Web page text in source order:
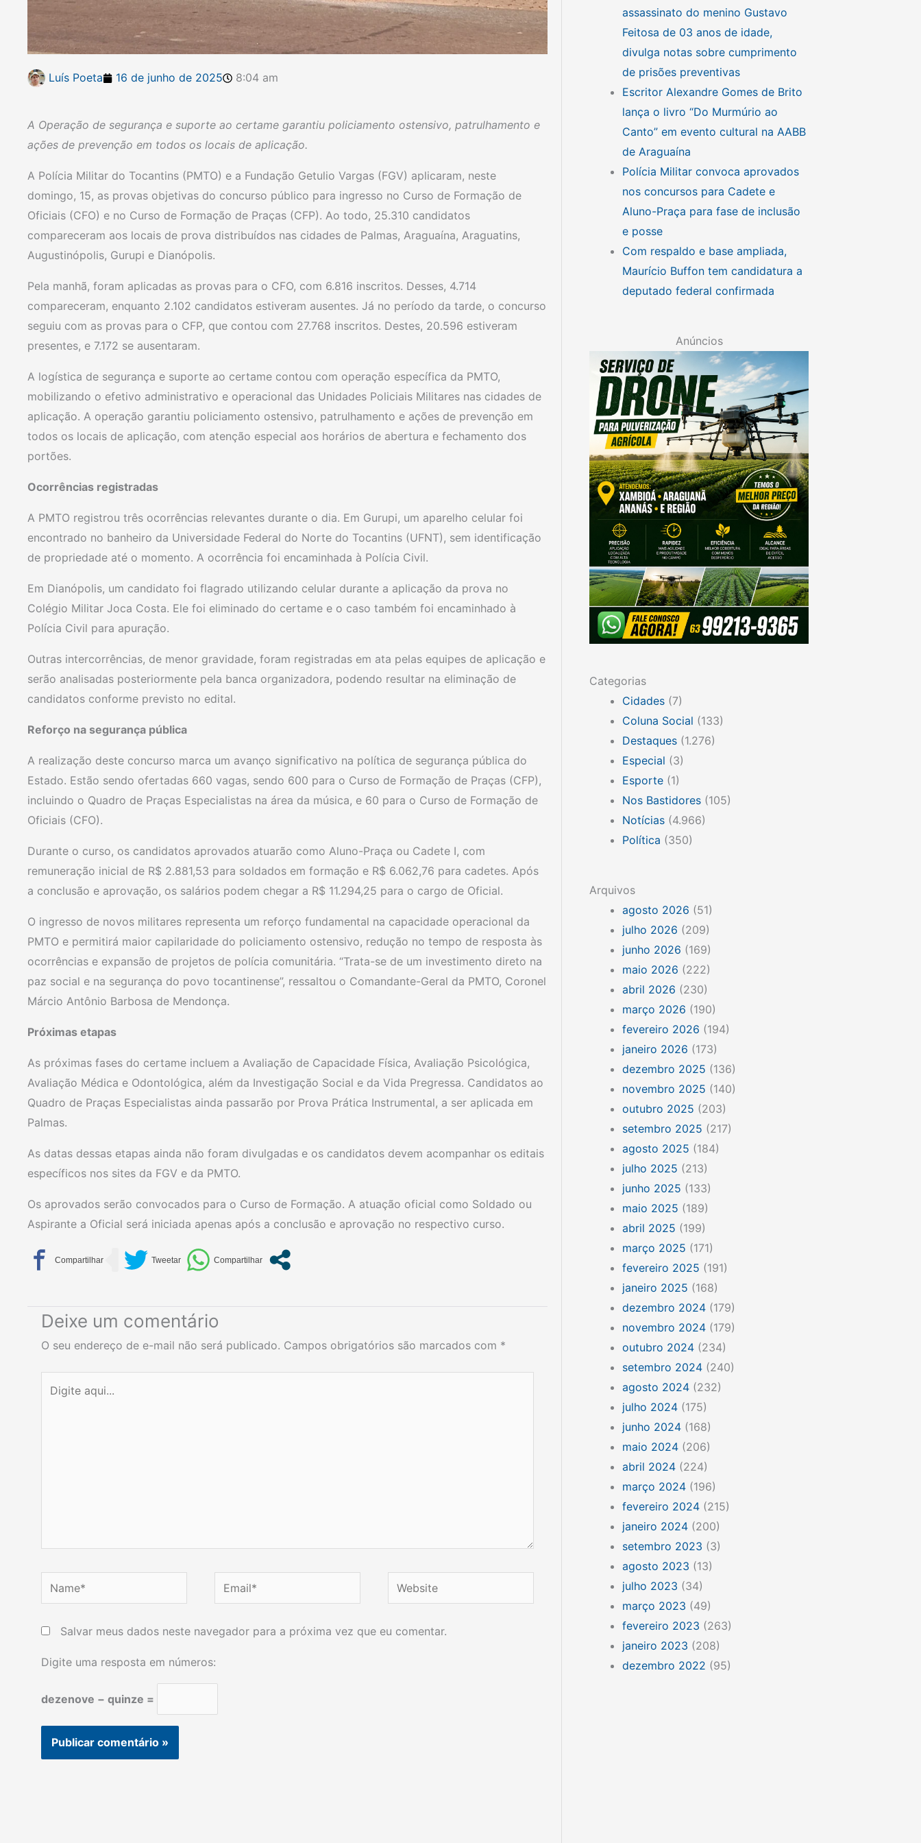
Luís Poeta 16 de junho de 2025 8:04 am
A Operação de segurança e suporte ao certame garantiu policiamento ostensivo, patrulhamento e
ações de prevenção em todos os locais de aplicação.
A Polícia Militar do Tocantins (PMTO) e a Fundação Getulio Vargas (FGV) aplicaram, neste
domingo, 15, as provas objetivas do concurso público para ingresso no Curso de Formação de
Oficiais (CFO) e no Curso de Formação de Praças (CFP). Ao todo, 25.310 candidatos
compareceram aos locais de prova distribuídos nas cidades de Palmas, Araguaína, Araguatins,
Augustinópolis, Gurupi e Dianópolis.
Pela manhã, foram aplicadas as provas para o CFO, com 6.816 inscritos. Desses, 4.714
compareceram, enquanto 2.102 candidatos estiveram ausentes. Já no período da tarde, o concurso
seguiu com as provas para o CFP, que contou com 27.768 inscritos. Destes, 20.596 estiveram
presentes, e 7.172 se ausentaram.
A logística de segurança e suporte ao certame contou com operação específica da PMTO,
mobilizando o efetivo administrativo e operacional das Unidades Policiais Militares nas cidades de
aplicação. A operação garantiu policiamento ostensivo, patrulhamento e ações de prevenção em
todos os locais de aplicação, com atenção especial aos horários de abertura e fechamento dos
portões.
Ocorrências registradas
A PMTO registrou três ocorrências relevantes durante o dia. Em Gurupi, um aparelho celular foi
encontrado no banheiro da Universidade Federal do Norte do Tocantins (UFNT), sem identificação
de propriedade até o momento. A ocorrência foi encaminhada à Polícia Civil.
Em Dianópolis, um candidato foi flagrado utilizando celular durante a aplicação da prova no
Colégio Militar Joca Costa. Ele foi eliminado do certame e o caso também foi encaminhado à
Polícia Civil para apuração.
Outras intercorrências, de menor gravidade, foram registradas em ata pelas equipes de aplicação e
serão analisadas posteriormente pela banca organizadora, podendo resultar na eliminação de
candidatos conforme previsto no edital.
Reforço na segurança pública
A realização deste concurso marca um avanço significativo na política de segurança pública do
Estado. Estão sendo ofertadas 660 vagas, sendo 600 para o Curso de Formação de Praças (CFP),
incluindo o Quadro de Praças Especialistas na área da música, e 60 para o Curso de Formação de
Oficiais (CFO).
Durante o curso, os candidatos aprovados atuarão como Aluno-Praça ou Cadete I, com
remuneração inicial de R$ 2.881,53 para soldados em formação e R$ 6.062,76 para cadetes. Após
a conclusão e aprovação, os salários podem chegar a R$ 11.294,25 para o cargo de Oficial.
O ingresso de novos militares representa um reforço fundamental na capacidade operacional da
PMTO e permitirá maior capilaridade do policiamento ostensivo, redução no tempo de resposta às
ocorrências e expansão de projetos de polícia comunitária. “Trata-se de um investimento direto na
paz social e na segurança do povo tocantinense”, ressaltou o Comandante-Geral da PMTO, Coronel
Márcio Antônio Barbosa de Mendonça.
Próximas etapas
As próximas fases do certame incluem a Avaliação de Capacidade Física, Avaliação Psicológica,
Avaliação Médica e Odontológica, além da Investigação Social e da Vida Pregressa. Candidatos ao
Quadro de Praças Especialistas ainda passarão por Prova Prática Instrumental, a ser aplicada em
Palmas.
As datas dessas etapas ainda não foram divulgadas e os candidatos devem acompanhar os editais
específicos nos sites da FGV e da PMTO.
Os aprovados serão convocados para o Curso de Formação. A atuação oficial como Soldado ou
Aspirante a Oficial será iniciada apenas após a conclusão e aprovação no respectivo curso.
Deixe um comentário
O seu endereço de e-mail não será publicado. Campos obrigatórios são marcados com *
aqui...
Name* Email* Website
Salvar meus dados neste navegador para a próxima vez que eu comentar.
Digite uma resposta em números:
dezenove − quinze =
assassinato do menino Gustavo
Feitosa de 03 anos de idade,
divulga notas sobre cumprimento
de prisões preventivas
Escritor Alexandre Gomes de Brito
lança o livro “Do Murmúrio ao
Canto” em evento cultural na AABB
de Araguaína
Polícia Militar convoca aprovados
nos concursos para Cadete e
Aluno-Praça para fase de inclusão
e posse
Com respaldo e base ampliada,
Maurício Buffon tem candidatura a
deputado federal confirmada
Anúncios
Categorias
Cidades (7)
Coluna Social (133)
Destaques (1.276)
Especial (3)
Esporte (1)
Nos Bastidores (105)
Notícias (4.966)
Política (350)
Arquivos
agosto 2026 (51)
julho 2026 (209)
junho 2026 (169)
maio 2026 (222)
abril 2026 (230)
março 2026 (190)
fevereiro 2026 (194)
janeiro 2026 (173)
dezembro 2025 (136)
novembro 2025 (140)
outubro 2025 (203)
setembro 2025 (217)
agosto 2025 (184)
julho 2025 (213)
junho 2025 (133)
maio 2025 (189)
abril 2025 (199)
março 2025 (171)
fevereiro 2025 (191)
janeiro 2025 (168)
dezembro 2024 (179)
novembro 2024 (179)
outubro 2024 (234)
setembro 2024 (240)
agosto 2024 (232)
julho 2024 (175)
junho 2024 (168)
maio 2024 (206)
abril 2024 (224)
março 2024 (196)
fevereiro 2024 (215)
janeiro 2024 (200)
setembro 2023 (3)
agosto 2023 (13)
julho 2023 (34)
março 2023 (49)
fevereiro 2023 (263)
janeiro 2023 (208)
dezembro 2022 (95)